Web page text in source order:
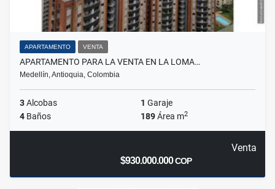
APARTAMENTO VENTA
APARTAMENTO PARA LA VENTA EN LA LOMA…
Medellín, Antioquia, Colombia
3Alcobas 1 Garaje
4 Baños 189Área m2
Venta
$930.000.000COP